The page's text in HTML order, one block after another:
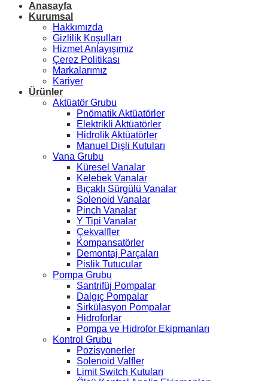
Anasayfa
Kurumsal
Hakkımızda
Gizlilik Koşulları
Hizmet Anlayışımız
Çerez Politikası
Markalarımız
Kariyer
Ürünler
Aktüatör Grubu
Pnömatik Aktüatörler
Elektrikli Aktüatörler
Hidrolik Aktüatörler
Manuel Dişli Kutuları
Vana Grubu
Küresel Vanalar
Kelebek Vanalar
Bıçaklı Sürgülü Vanalar
Solenoid Vanalar
Pinch Vanalar
Y Tipi Vanalar
Çekvalfler
Kompansatörler
Demontaj Parçaları
Pislik Tutucular
Pompa Grubu
Santrifüj Pompalar
Dalgıç Pompalar
Sirkülasyon Pompalar
Hidroforlar
Pompa ve Hidrofor Ekipmanları
Kontrol Grubu
Pozisyonerler
Solenoid Valfler
Limit Switch Kutuları